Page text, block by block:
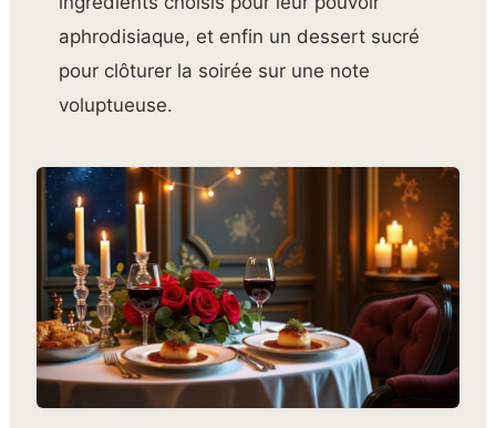
aphrodisiaque, et enfin un dessert sucré
pour clôturer la soirée sur une note
voluptueuse.